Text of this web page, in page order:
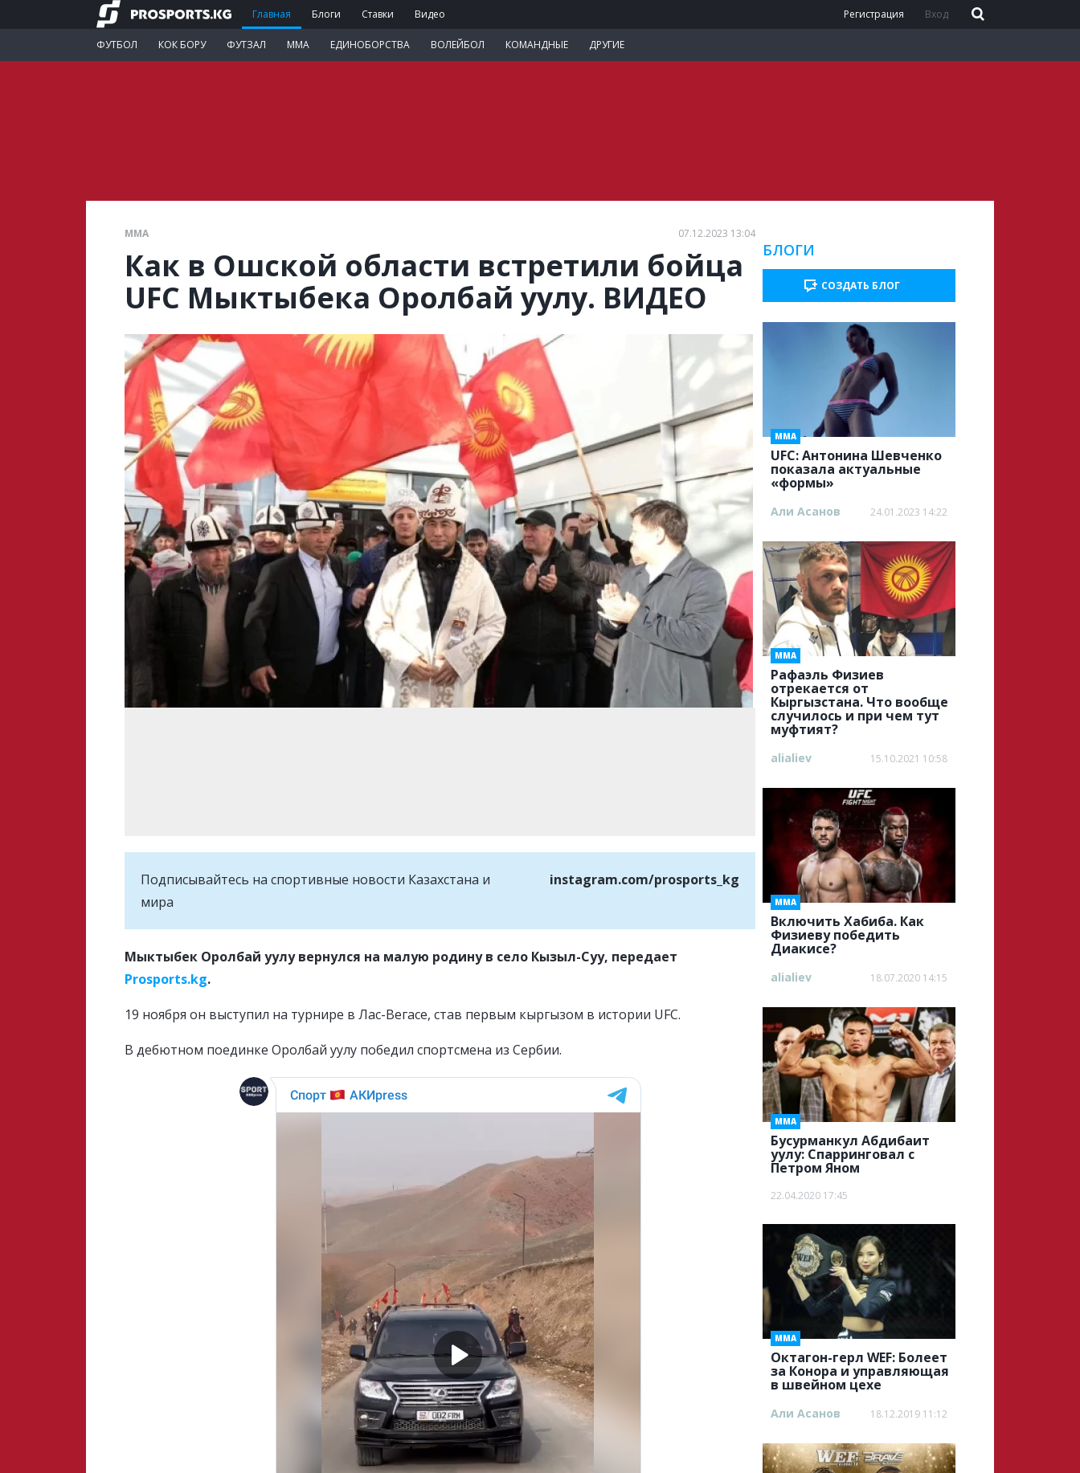
Главная Блоги Ставки Видео
ФУТБОЛ КОК БОРУ ФУТЗАЛ ММА ЕДИНОБОРСТВА ВОЛЕЙБОЛ КОМАНДНЫЕ ДРУГИЕ
Регистрация Вход
ММА 07.12.2023 13:04
Как в Ошской области встретили бойца
UFC Мыктыбека Оролбай уулу. ВИДЕО
Подписывайтесь на cпортивные новости Казахстана и
мира
instagram.com/prosports_kg
Мыктыбек Оролбай уулу вернулся на малую родину в село Кызыл-Суу, передает
Prosports.kg.
19 ноября он выступил на турнире в Лас-Вегасе, став первым кыргызом в истории UFC.
В дебютном поединке Оролбай уулу победил спортсмена из Сербии.
БЛОГИ
СОЗДАТЬ БЛОГ
UFC: Антонина Шевченко
показала актуальные
«формы»
ММА
Али Асанов 24.01.2023 14:22
Рафаэль Физиев
отрекается от
Кыргызстана. Что вообще
случилось и при чем тут
муфтият?
ММА
alialiev 15.10.2021 10:58
Включить Хабиба. Как
Физиеву победить
Диакисе?
ММА
alialiev 18.07.2020 14:15
Бусурманкул Абдибаит
уулу: Спарринговал с
Петром Яном
ММА
22.04.2020 17:45
Октагон-герл WEF: Болеет
за Конора и управляющая
в швейном цехе
ММА
Али Асанов 18.12.2019 11:12